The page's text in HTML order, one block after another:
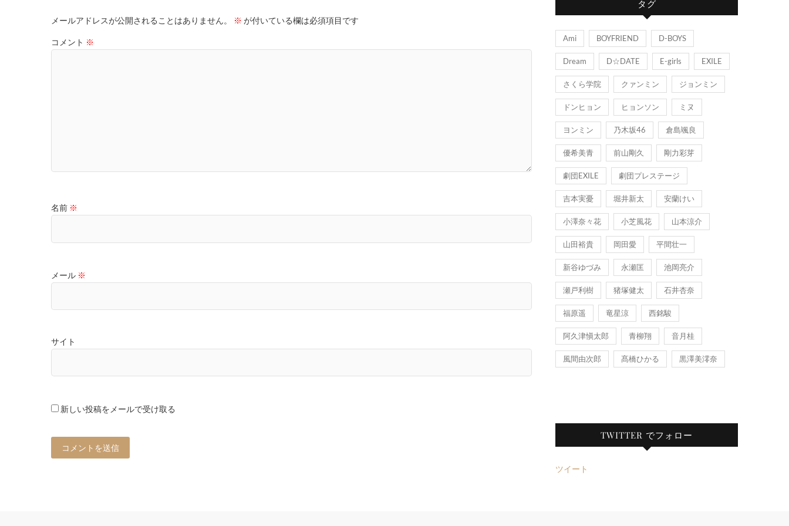
メールアドレスが公開されることはありません。 ※ が付いている欄は必須項目です
コメント ※
名前 ※
メール ※
サイト
新しい投稿をメールで受け取る
タグ
Ami BOYFRIEND D-BOYS
Dream D☆DATE E-girls EXILE
さくら学院 クァンミン ジョンミン
ドンヒョン ヒョンソン ミヌ
ヨンミン 乃木坂46 倉島颯良
優希美青 前山剛久 剛力彩芽
劇団EXILE 劇団プレステージ
吉本実憂 堀井新太 安蘭けい
小澤奈々花 小芝風花 山本涼介
山田裕貴 岡田愛 平間壮一
新谷ゆづみ 永瀬匡 池岡亮介
瀬戸利樹 猪塚健太 石井杏奈
福原遥 竜星涼 西銘駿
阿久津愼太郎 青柳翔 音月桂
風間由次郎 髙橋ひかる 黒澤美澪奈
TWITTER でフォロー
ツイート